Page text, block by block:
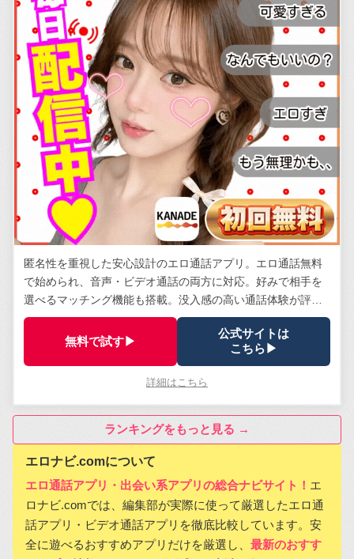
匿名性を重視した安心設計のエロ通話アプリ。エロ通話無料
で始められ、音声・ビデオ通話の両方に対応。好みで相手を
選べるマッチング機能も搭載。没入感の高い通話体験が評
判。
無料で試す▶
公式サイトは
こちら▶
詳細はこちら
ランキングをもっと見る →
エロナビ.comについて
エロ通話アプリ・出会い系アプリの総合ナビサイト！ エ
ロナビ.comでは、編集部が実際に使って厳選したエロ通
話アプリ・ビデオ通話アプリを徹底比較しています。安
全に遊べるおすすめアプリだけを厳選し、 最新のおすす